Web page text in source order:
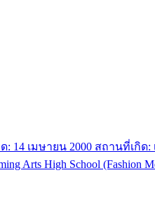
14 เมษายน 2000 สถานที่เกิด
Arts High School (Fashion